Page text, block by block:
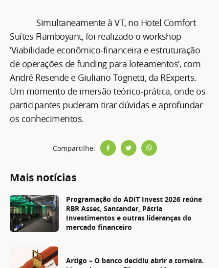
Simultaneamente à VT, no Hotel Comfort
Suítes Flamboyant, foi realizado o workshop
‘Viabilidade econômico-financeira e estruturação
de operações de funding para loteamentos’, com
André Resende e Giuliano Tognetti, da RExperts.
Um momento de imersão teórico-prática, onde os
participantes puderam tirar dúvidas e aprofundar
os conhecimentos.
Compartilhe:
Mais notícias
Programação do ADIT Invest 2026 reúne
RBR Asset, Santander, Pátria
Investimentos e outras lideranças do
mercado financeiro
Artigo – O banco decidiu abrir a torneira.